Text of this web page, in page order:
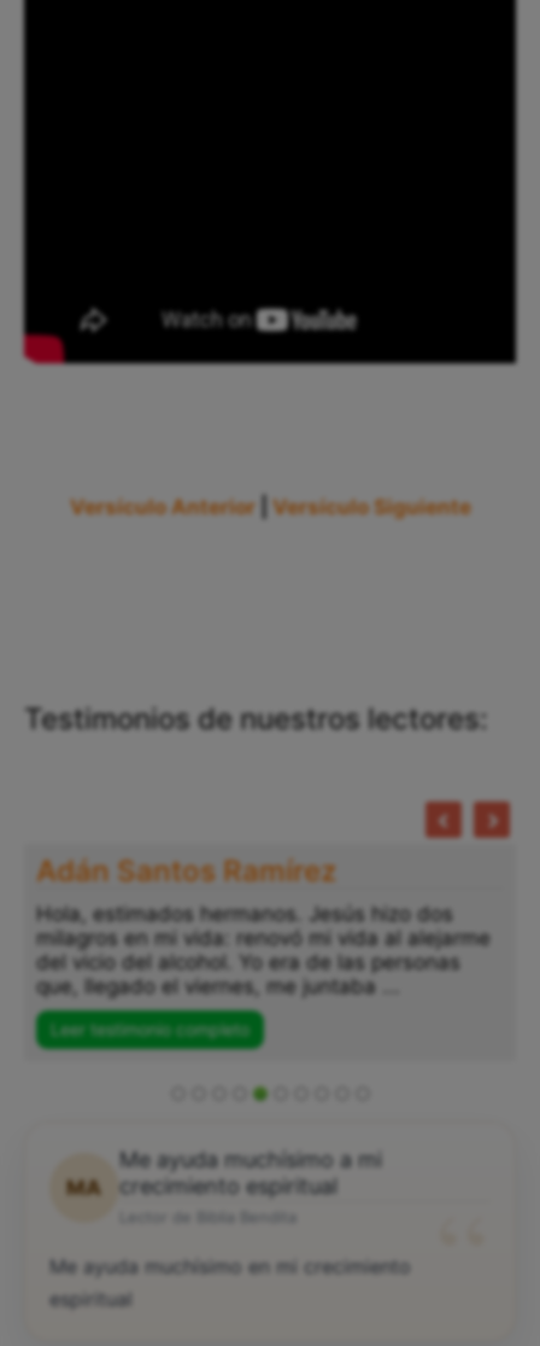
Versículo Anterior Versículo Siguiente
Testimonios de nuestros lectores:
Adán Santos Ramírez
Hola, estimados hermanos. Jesús hizo dos
milagros en mi vida: renovó mi vida al alejarme
del vicio del alcohol. Yo era de las personas
que, llegado el viernes, me juntaba ...
Leer testimonio completo
MA
Me ayuda muchísimo a mi
crecimiento espiritual
Me ayuda muchísimo en mi crecimiento
espiritual